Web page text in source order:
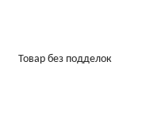
Товар без подделок